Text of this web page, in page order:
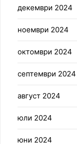
декември 2024
ноември 2024
октомври 2024
септември 2024
август 2024
юли 2024
юни 2024